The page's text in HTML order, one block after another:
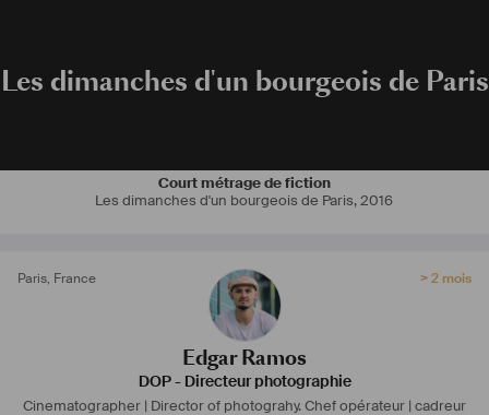
Les dimanches d'un bourgeois de Paris
Court métrage de fiction
Les dimanches d'un bourgeois de Paris,2016
Paris, France > 2 mois
Edgar Ramos
DOP - Directeur photographie
Cinematographer | Director of photograhy.Chef opérateur | cadreur